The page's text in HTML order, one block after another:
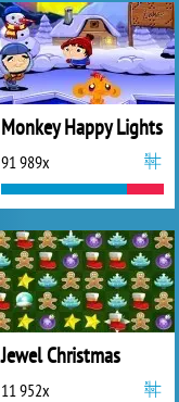
Monkey Happy Lights
91 989x
Jewel Christmas
11 952x